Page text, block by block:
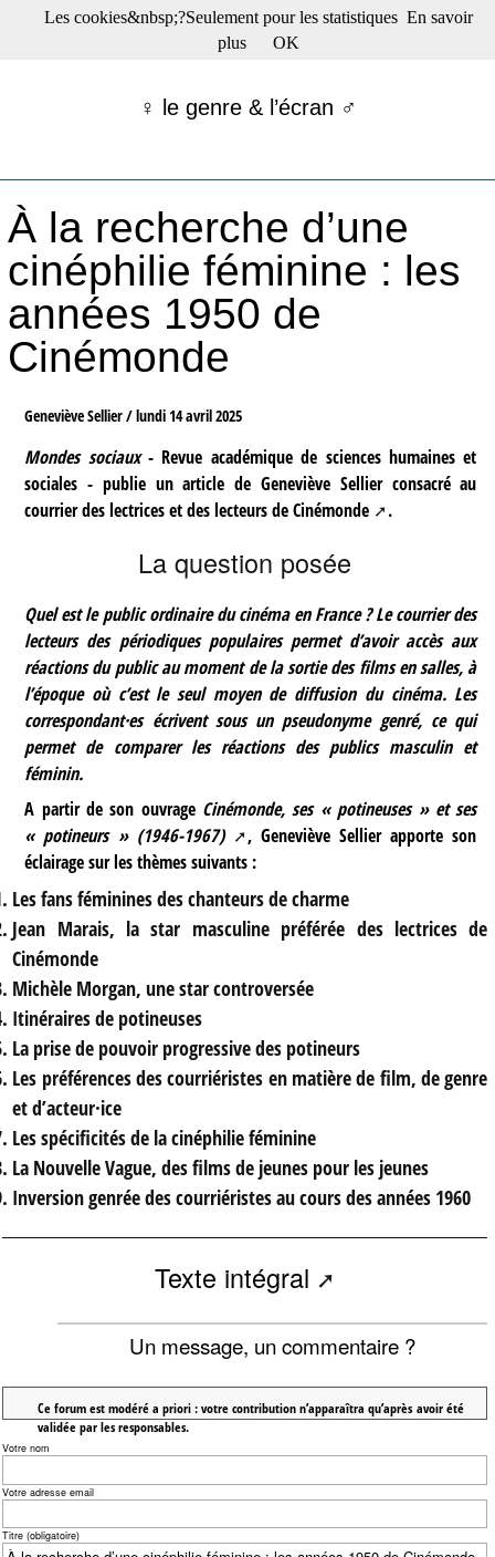
☰ Menu
Films récents
Tribunes
Bloc-notes
Archives
Actu : "La Nouvelle Vague"
S’abonner à la Lettre !
♀ le genre & l’écran ♂
À la recherche d’une
cinéphilie féminine : les
années 1950 de
Cinémonde
Geneviève Sellier /lundi 14 avril 2025
Mondes sociaux - Revue académique de sciences humaines et
sociales - publie un article de Geneviève Sellier consacré au
courrier des lectrices et des lecteurs deCinémonde .
La question posée
Quel est le public ordinaire du cinéma en France ? Le courrier des
lecteurs des périodiques populaires permet d’avoir accès aux
réactions du public au moment de la sortie des films en salles, à
l’époque où c’est le seul moyen de diffusion du cinéma. Les
correspondant·es écrivent sous un pseudonyme genré, ce qui
permet de comparer les réactions des publics masculin et
féminin.
A partir de son ouvrage Cinémonde, ses « potineuses » et ses
« potineurs » (1946-1967)
, Geneviève Sellier apporte son
éclairage sur les thèmes suivants :
Les fans féminines des chanteurs de charme
Jean Marais, la star masculine préférée des lectrices de
Cinémonde
Michèle Morgan, une star controversée
Itinéraires de potineuses
La prise de pouvoir progressive des potineurs
Les préférences des courriéristes en matière de film, de genre
et d’acteur·ice
Les spécificités de la cinéphilie féminine
La Nouvelle Vague, des films de jeunes pour les jeunes
Inversion genrée des courriéristes au cours des années 1960
Texte intégral
Un message, un commentaire ?
Ce forum est modéré a priori : votre contribution n’apparaîtra qu’après avoir été
validée par les responsables.
Votre nom
Votre adresse email
Titre (obligatoire)
Les cookies&nbsp;?Seulement pour les statistiques En savoir
plus
OK